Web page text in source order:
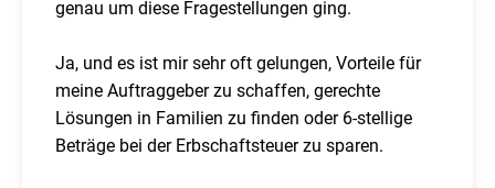
genau um diese Fragestellungen ging.
Ja, und es ist mir sehr oft gelungen, Vorteile für
meine Auftraggeber zu schaffen, gerechte
Lösungen in Familien zu finden oder 6-stellige
Beträge bei der Erbschaftsteuer zu sparen.